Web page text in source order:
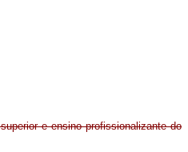
e ensino profissionalizante do